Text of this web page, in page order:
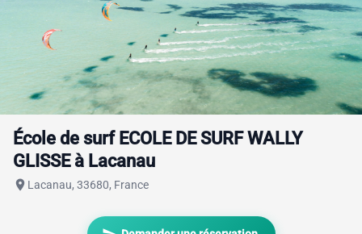
École de surf ECOLE DE SURF WALLY
GLISSE à Lacanau
place Lacanau, 33680, France